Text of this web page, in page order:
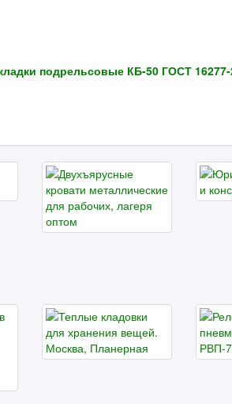
подрельсовые КБ-50 ГОСТ 16277-